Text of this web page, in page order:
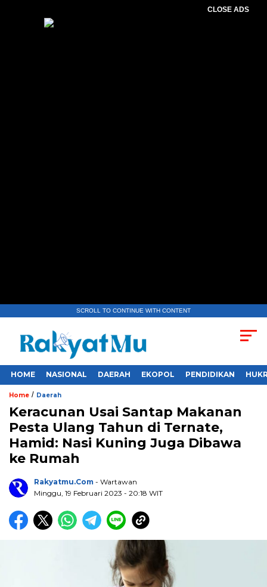
CLOSE ADS
SCROLL TO CONTINUE WITH CONTENT
HOME NASIONAL DAERAH EKOPOL PENDIDIKAN
Home / Daerah
Keracunan Usai Santap Makanan
Pesta Ulang Tahun di Ternate,
Hamid: Nasi Kuning Juga Dibawa
ke Rumah
Rakyatmu.com - Wartawan
Minggu, 19 Februari 2023 - 20:18 WIT